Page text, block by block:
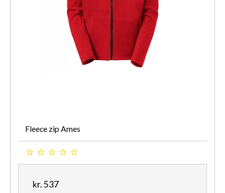
Fleece zip Ames
kr. 537